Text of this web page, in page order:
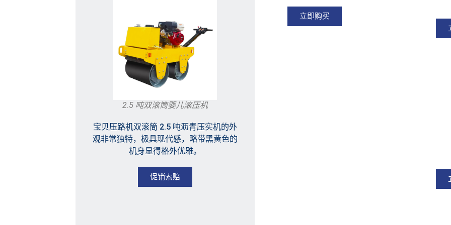
2.5 吨双滚筒婴儿滚压机
宝贝压路机双滚筒 2.5 吨沥青压实机的外
观非常独特，极具现代感，略带黑黄色的
机身显得格外优雅。
促销索赔
立即购买